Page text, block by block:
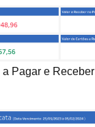
Pagar e